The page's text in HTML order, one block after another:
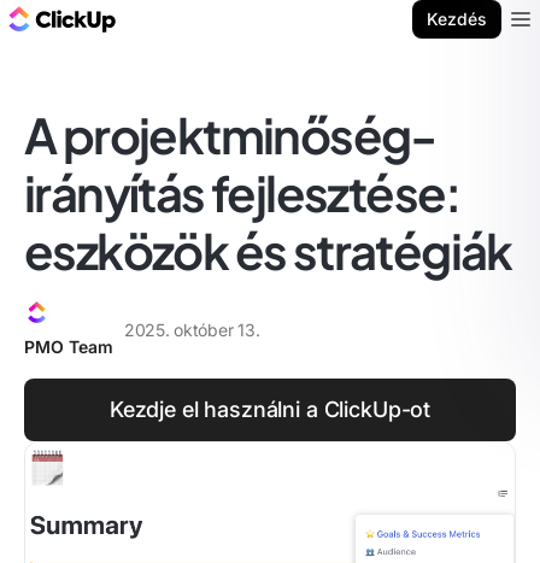
Kezdés
A projektminőség-
irányítás fejlesztése:
eszközök és stratégiák
PMO Team
2025. október 13.
Kezdje el használni a ClickUp-ot